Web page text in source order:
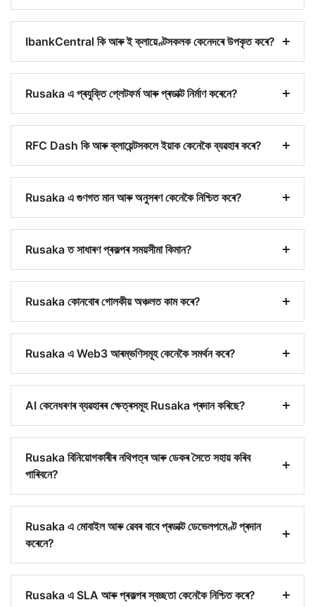
IbankCentral কি আৰু ই ক্লায়েণ্টসকলক কেনেদৰে উপকৃত কৰে?
Rusaka এ প্ৰযুক্তি প্লেটফৰ্ম আৰু প্ৰডাক্ট নিৰ্মাণ কৰেনে?
RFC Dash কি আৰু ক্লায়েন্টসকলে ইয়াক কেনেকৈ ব্যৱহাৰ কৰে?
Rusaka এ গুণগত মান আৰু অনুসৰণ কেনেকৈ নিশ্চিত কৰে?
Rusaka ত সাধাৰণ প্ৰকল্পৰ সময়সীমা কিমান?
Rusaka কোনবোৰ গোলকীয় অঞ্চলত কাম কৰে?
Rusaka এ Web3 আৰম্ভণিসমূহ কেনেকৈ সমৰ্থন কৰে?
AI কেনেধৰণৰ ব্যৱহাৰৰ ক্ষেত্ৰসমূহ Rusaka প্ৰদান কৰিছে?
Rusaka বিনিয়োগকাৰীৰ নথিপত্ৰ আৰু ডেকৰ সৈতে সহায় কৰিব
পাৰিবনে?
Rusaka এ মোবাইল আৰু ৱেবৰ বাবে প্ৰডাক্ট ডেভেলপমেণ্ট প্ৰদান
কৰেনে?
Rusaka এ SLA আৰু প্ৰকল্পৰ স্বচ্ছতা কেনেকৈ নিশ্চিত কৰে?